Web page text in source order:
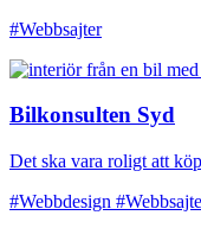
#Webbsajter
Bilkonsulten Syd
Det ska vara roligt att
#Webbdesign